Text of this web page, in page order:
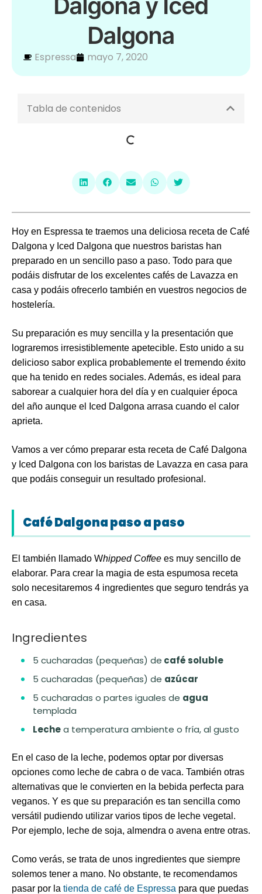
Dalgona
Espressa mayo 7, 2020
Tabla de contenidos
Hoy en Espressa te traemos una deliciosa receta de Café
Dalgona y Iced Dalgona que nuestros baristas han
preparado en un sencillo paso a paso. Todo para que
podáis disfrutar de los excelentes cafés de Lavazza en
casa y podáis ofrecerlo también en vuestros negocios de
hostelería.
Su preparación es muy sencilla y la presentación que
lograremos irresistiblemente apetecible. Esto unido a su
delicioso sabor explica probablemente el tremendo éxito
que ha tenido en redes sociales. Además, es ideal para
saborear a cualquier hora del día y en cualquier época
del año aunque el Iced Dalgona arrasa cuando el calor
aprieta.
Vamos a ver cómo preparar esta receta de Café Dalgona
y Iced Dalgona con los baristas de Lavazza en casa para
que podáis conseguir un resultado profesional.
Café Dalgona paso a paso
El también llamado Whipped Coffee es muy sencillo de
elaborar. Para crear la magia de esta espumosa receta
solo necesitaremos 4 ingredientes que seguro tendrás ya
en casa.
Ingredientes
5 cucharadas (pequeñas) de café soluble
5 cucharadas (pequeñas) de azúcar
5 cucharadas o partes iguales de agua
templada
Lechea temperatura ambiente o fría, al gusto
En el caso de la leche, podemos optar por diversas
opciones como leche de cabra o de vaca. También otras
alternativas que le convierten en la bebida perfecta para
veganos. Y es que su preparación es tan sencilla como
versátil pudiendo utilizar varios tipos de leche vegetal.
Por ejemplo, leche de soja, almendra o avena entre otras.
Como verás, se trata de unos ingredientes que siempre
solemos tener a mano. No obstante, te recomendamos
pasar por la tienda de café de Espressa para que puedas